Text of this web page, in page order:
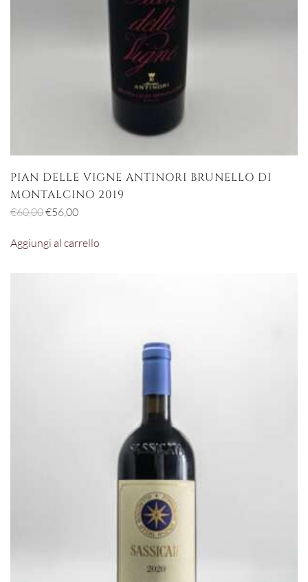
PIAN DELLE VIGNE ANTINORI BRUNELLO DI
MONTALCINO 2019
€60,00Il
originale
€56,00Il
attuale
Aggiungi al carrello